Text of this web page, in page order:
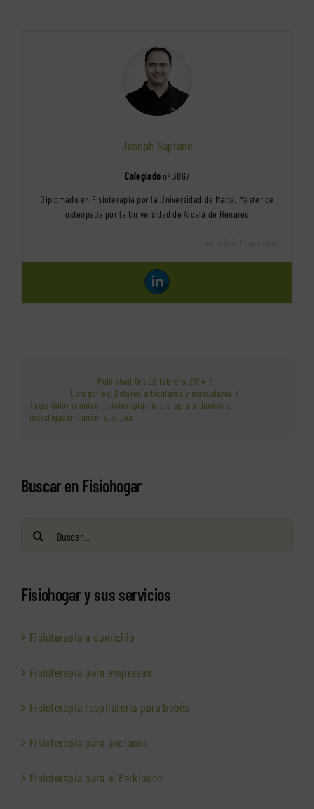
Joseph Sapiano
Colegiado nº 3867
Diplomado en Fisioterapia por la Universidad de Malta. Master de
osteopatía por la Universidad de Alcalá de Henares
Published On: 22 febrero, 2014 /
Categories: Dolores articulares y musculares /
Tags: dolor crónico, fisioterapia,fisioterapia a domicilio,
investigación, unión europea
Buscar en Fisiohogar
Buscar:
Fisiohogar y sus servicios
Fisioterapia a domicilio
Fisioterapia para empresas
Fisioterapia respiratoria para bebés
Fisioterapia para ancianos
Fisioterapia para el Parkinson